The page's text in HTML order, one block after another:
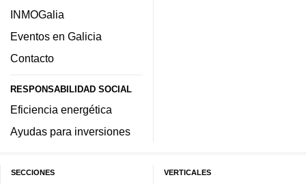
INMOGalia
Eventos en Galicia
Contacto
RESPONSABILIDAD SOCIAL
Eficiencia energética
Ayudas para inversiones
SECCIONES VERTICALES